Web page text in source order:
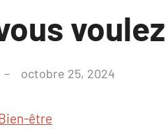
octobre 25, 2024
être